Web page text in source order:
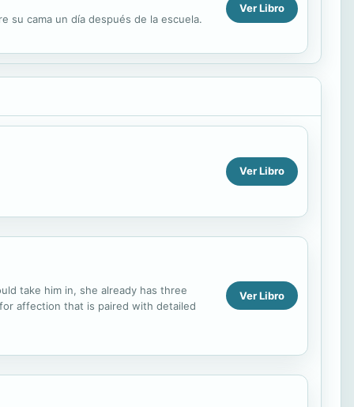
su cama un día después de la escuela.
Ver Libro
Ver Libro
take him in, she already has three
affection that is paired with detailed
Ver Libro